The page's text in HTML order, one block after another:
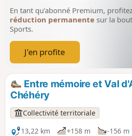
En tant qu’abonné Premium,
réduction permanente sur la
Sports.
J'en profite
Entre mémoire et Val
Chéhéry
Collectivité territoriale
13,22 km
+158 m
-156 m